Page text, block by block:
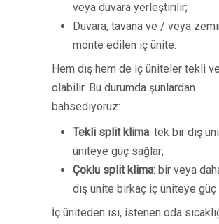
veya duvara yerleştirilir;
Duvara, tavana ve / veya
monte edilen iç ünite.
Hem dış hem de iç üniteler tekli
olabilir. Bu durumda şunlardan
bahsediyoruz:
Tekli split klima: tek bir dış
üniteye güç sağlar;
Çoklu split klima: bir veya
dış ünite birkaç iç üniteye güç
İç üniteden ısı, istenen oda